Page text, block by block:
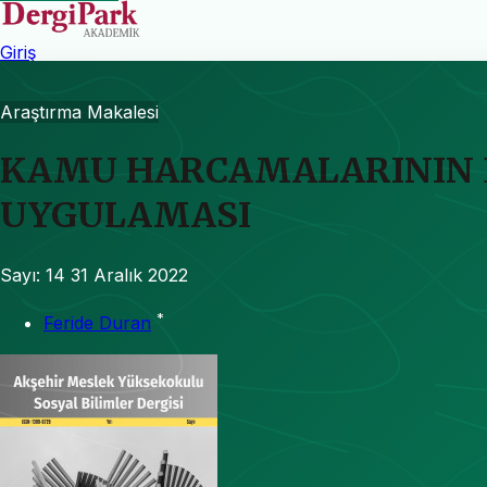
Giriş
Araştırma Makalesi
KAMU HARCAMALARININ
UYGULAMASI
Sayı: 14 31 Aralık 2022
Feride Duran *